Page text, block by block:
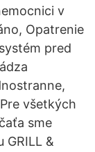
v
Opatrenie
pred
všetkých
sme
GRILL &